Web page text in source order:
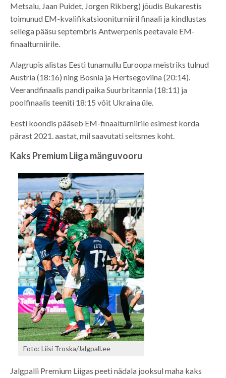
Metsalu, Jaan Puidet, Jorgen Rikberg) jõudis Bukarestis
toimunud EM-kvalifikatsiooniturniiril finaali ja kindlustas
sellega pääsu septembris Antwerpenis peetavale EM-
finaalturniirile.
Alagrupis alistas Eesti tunamullu Euroopa meistriks tulnud
Austria (18:16) ning Bosnia ja Hertsegoviina (20:14).
Veerandfinaalis pandi paika Suurbritannia (18:11) ja
poolfinaalis teeniti 18:15 võit Ukraina üle.
Eesti koondis pääseb EM-finaalturniirile esimest korda
pärast 2021. aastat, mil saavutati seitsmes koht.
Kaks Premium Liiga mänguvooru
Foto: Liisi Troska/Jalgpall.ee
Jalgpalli Premium Liigas peeti nädala jooksul maha kaks